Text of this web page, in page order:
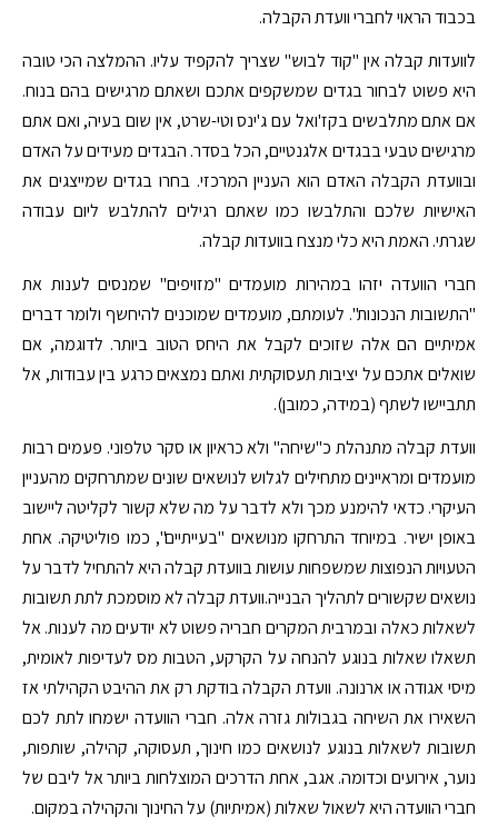
בכבוד הראוי לחברי וועדת הקבלה.
לוועדות קבלה אין "קוד לבוש" שצריך להקפיד עליו. ההמלצה הכי טובה
היא פשוט לבחור בגדים שמשקפים אתכם ושאתם מרגישים בהם בנוח.
אם אתם מתלבשים בקז'ואל עם ג'ינס וטי-שרט, אין שום בעיה, ואם אתם
מרגישים טבעי בבגדים אלגנטיים, הכל בסדר. הבגדים מעידים על האדם
ובוועדת הקבלה האדם הוא העניין המרכזי. בחרו בגדים שמייצגים את
האישיות שלכם והתלבשו כמו שאתם רגילים להתלבש ליום עבודה
שגרתי. האמת היא כלי מנצח בוועדות קבלה.
חברי הוועדה יזהו במהירות מועמדים "מזויפים" שמנסים לענות את
"התשובות הנכונות". לעומתם, מועמדים שמוכנים להיחשף ולומר דברים
אמיתיים הם אלה שזוכים לקבל את היחס הטוב ביותר. לדוגמה, אם
שואלים אתכם על יציבות תעסוקתית ואתם נמצאים כרגע בין עבודות, אל
תתביישו לשתף (במידה, כמובן).
וועדת קבלה מתנהלת כ"שיחה" ולא כראיון או סקר טלפוני. פעמים רבות
מועמדים ומראיינים מתחילים לגלוש לנושאים שונים שמתרחקים מהעניין
העיקרי. כדאי להימנע מכך ולא לדבר על מה שלא קשור לקליטה ליישוב
באופן ישיר. במיוחד התרחקו מנושאים "בעייתיים", כמו פוליטיקה. אחת
הטעויות הנפוצות שמשפחות עושות בוועדת קבלה היא להתחיל לדבר על
נושאים שקשורים לתהליך הבנייה.וועדת קבלה לא מוסמכת לתת תשובות
לשאלות כאלה ובמרבית המקרים חבריה פשוט לא יודעים מה לענות. אל
תשאלו שאלות בנוגע להנחה על הקרקע, הטבות מס לעדיפות לאומית,
מיסי אגודה או ארנונה. וועדת הקבלה בודקת רק את ההיבט הקהילתי אז
השאירו את השיחה בגבולות גזרה אלה. חברי הוועדה ישמחו לתת לכם
תשובות לשאלות בנוגע לנושאים כמו חינוך, תעסוקה, קהילה, שותפות,
נוער, אירועים וכדומה. אגב, אחת הדרכים המוצלחות ביותר אל ליבם של
חברי הוועדה היא לשאול שאלות (אמיתיות) על החינוך והקהילה במקום.